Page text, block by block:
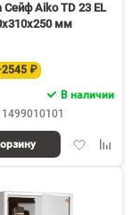
Aiko TD 23 EL
мм
₽
В наличии
Добавить